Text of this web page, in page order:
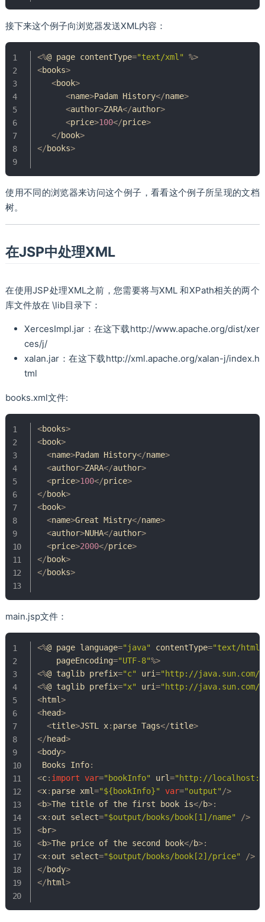
接下来这个例子向浏览器发送XML内容：
<%@ page contentType="text/xml" %>
<books>
<book>
<name>Padam History</name>
<author>ZARA</author>
<price>100</price>
</book>
</books>
使用不同的浏览器来访问这个例子，看看这个例子所呈现的文档
树。
在JSP中处理XML
在使用JSP处理XML之前，您需要将与XML 和XPath相关的两个
库文件放在 \lib目录下：
XercesImpl.jar：在这下载http://www.apache.org/dist/xer
ces/j/
xalan.jar：在这下载http://xml.apache.org/xalan-j/index.h
tml
books.xml文件:
<books>
<book>
<name>Padam History</name>
<author>ZARA</author>
<price>100</price>
</book>
<book>
<name>Great Mistry</name>
<author>NUHA</author>
<price>2000</price>
</book>
</books>
main.jsp文件：
<%@ page language="java" contentType="text/html;
    pageEncoding
="UTF-8"%>
<%@ taglib prefix="c" uri="http://
<%@ taglib prefix="x" uri="http://
<html>
<head>
<title>JSTL x: parse Tags</title>
</head>
<body>
Books
Info:
<c: import var="bookInfo" url="http://
<x: parse xml="${bookInfo}" var="output" />
<b>The title of the first book is</b>:
<x: out select="$output/books/book[1]/name" />
<br>
<b>The price of the second book</b>:
<x: out select="$output/books/book[2]/price" />
</body>
</html>